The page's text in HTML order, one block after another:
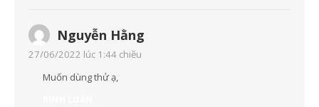
Nguyễn Hằng
27/06/2022 lúc 1:44 chiều
Muốn dùng thử ạ,